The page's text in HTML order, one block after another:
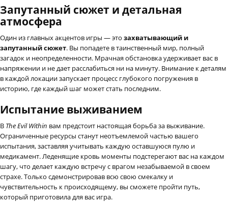
Запутанный сюжет и детальная
атмосфера
Один из главных акцентов игры — это захватывающий и
запутанный сюжет. Вы попадете в таинственный мир, полный
загадок и неопределенности. Мрачная обстановка удерживает вас в
напряжении и не дает расслабиться ни на минуту. Внимание к деталям
в каждой локации запускает процесс глубокого погружения в
историю, где каждый шаг может стать последним.
Испытание выживанием
В The Evil Within вам предстоит настоящая борьба за выживание.
Ограниченные ресурсы станут неотъемлемой частью вашего
испытания, заставляя учитывать каждую оставшуюся пулю и
медикамент. Леденящие кровь моменты подстерегают вас на каждом
шагу, что делает каждую встречу с врагом незабываемой в своем
страхе. Только сдемонстрировав всю свою смекалку и
чувствительность к происходящему, вы сможете пройти путь,
который приготовила для вас игра.